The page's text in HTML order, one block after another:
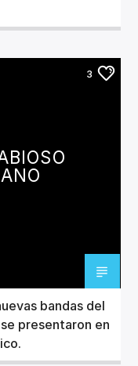
3
bandas del
presentaron en